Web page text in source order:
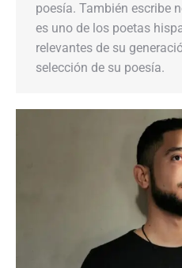
poesía. También escribe
es uno de los poetas
relevantes de su
selección de su poesía.